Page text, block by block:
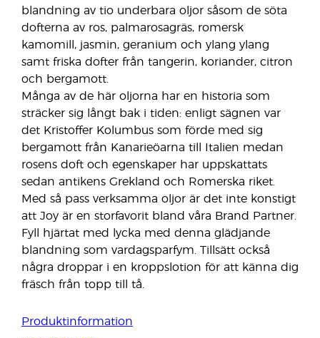
blandning av tio underbara oljor såsom de söta
dofterna av ros, palmarosagräs, romersk
kamomill, jasmin, geranium och ylang ylang
samt friska dofter från tangerin, koriander, citron
och bergamott.
Många av de här oljorna har en historia som
sträcker sig långt bak i tiden: enligt sägnen var
det Kristoffer Kolumbus som förde med sig
bergamott från Kanarieöarna till Italien medan
rosens doft och egenskaper har uppskattats
sedan antikens Grekland och Romerska riket.
Med så pass verksamma oljor är det inte konstigt
att Joy är en storfavorit bland våra Brand Partner.
Fyll hjärtat med lycka med denna glädjande
blandning som vardagsparfym. Tillsätt också
några droppar i en kroppslotion för att känna dig
fräsch från topp till tå.
Produktinformation